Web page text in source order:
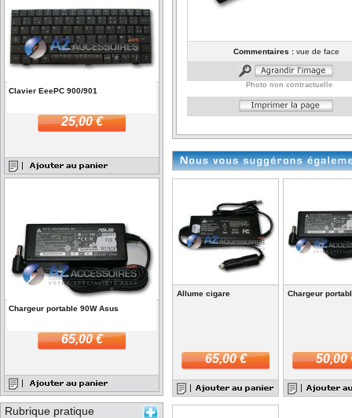
Clavier EeePC 900/901
25,00 €
Chargeur portable 90W Asus
65,00 €
Rubrique pratique
Commentaires :vue de face
Photo non contractuelle
Allume cigare
65,00 €
Chargeur
50,00